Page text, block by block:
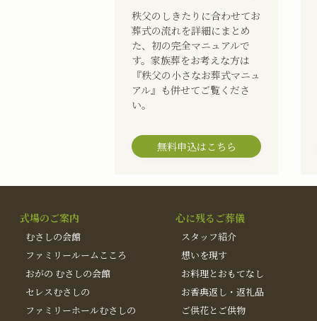
秩父のしきたりに合わせてお
葬式の流れを詳細にまとめ
た、初の完全マニュアルで
す。家族葬をお考えな方は
『秩父の小さなお葬式マニュ
アル』も併せてご覧くださ
い。
無料申込はこちら
式場のご案内
むさしの会館
ファミリールームこころ
おがの むさしの会館
セレスむさしの
ファミリーホールむさしの
心に残るご葬儀
スタッフ紹介
想いを現す
お料理とおもてなし
お香典返し・返礼品
ご供花とご供物